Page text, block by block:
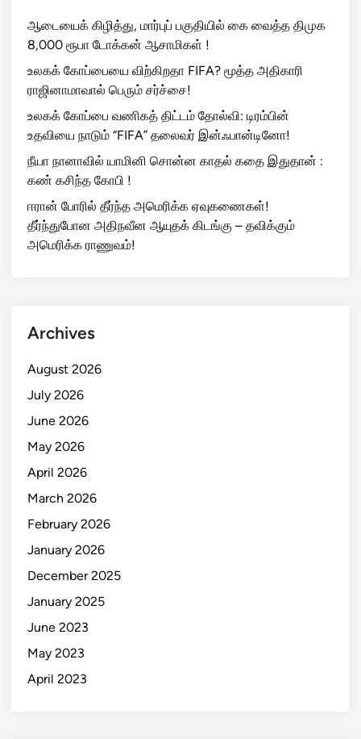
ஆடையைக் கிழித்து, மார்புப் பகுதியில் கை வைத்த திமுக
8,000 ரூபா டோக்கன் ஆசாமிகள் !
உலகக் கோப்பையை விற்கிறதா FIFA? மூத்த அதிகாரி
ராஜினாமாவால் பெரும் சர்ச்சை!
உலகக் கோப்பை வணிகத் திட்டம் தோல்வி: டிரம்பின்
உதவியை நாடும் “FIFA” தலைவர் இன்ஃபான்டினோ!
நீயா நானாவில் யாமினி சொன்ன காதல் கதை இதுதான் :
கண் கசிந்த கோபி !
ஈரான் போரில் தீர்ந்த அமெரிக்க ஏவுகணைகள்!
தீர்ந்துபோன அதிநவீன ஆயுதக் கிடங்கு – தவிக்கும்
அமெரிக்க ராணுவம்!
Archives
August 2026
July 2026
June 2026
May 2026
April 2026
March 2026
February 2026
January 2026
December 2025
January 2025
June 2023
May 2023
April 2023